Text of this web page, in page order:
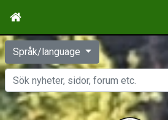
Språk/language